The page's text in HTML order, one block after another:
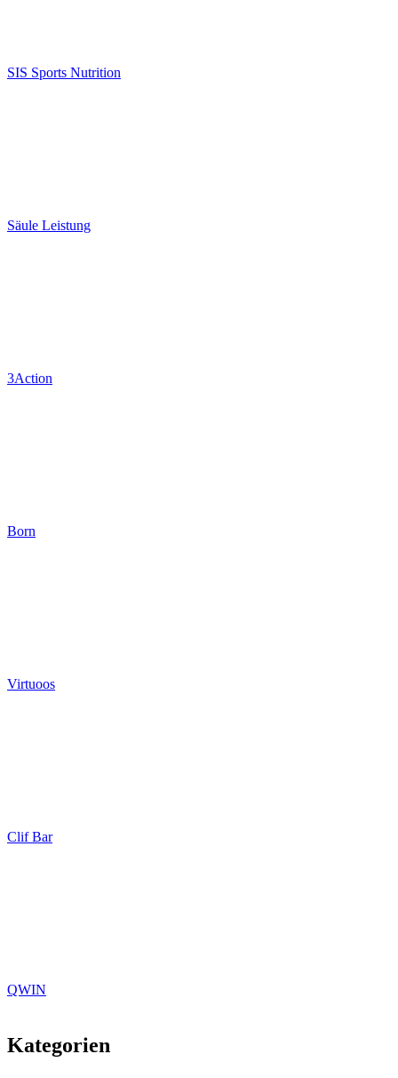
SIS Sports Nutrition
Säule Leistung
3Action
Born
Virtuoos
Clif Bar
QWIN
Kategorien